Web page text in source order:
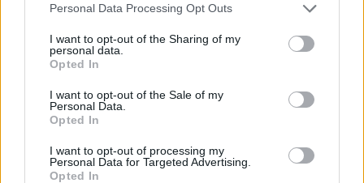
Personal Data Processing Opt Outs
I want to opt-out of the Sharing of my
personal data.
Opted In
I want to opt-out of the Sale of my
Personal Data.
Opted In
I want to opt-out of processing my
Personal Data for Targeted Advertising.
Opted In
A keresett cikk a portfolio.hu hírarchívumához
tartozik, melynek olvasása előfizetéses
regisztrációhoz kötött.
Az előfizetés a következőket tartalmazza:
Portfolio.hu teljes cikkarchívum
Kötéslisták: BÉT elmúlt 2 év napon belüli
kötéslistái